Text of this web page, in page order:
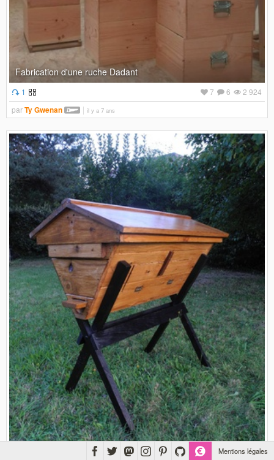
Mentions légales
Fabrication d'une ruche Dadant
1 2 924
6
7
parTy Gwenan il y a 7 ans